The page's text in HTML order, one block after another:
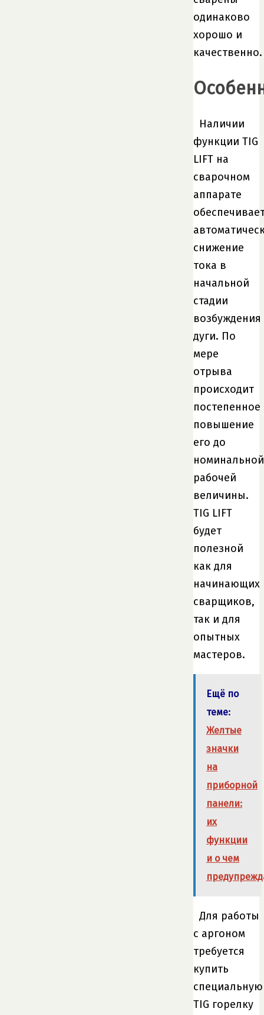
одинаково
хорошо и
качественно.
Наличии
функции TIG
LIFT на
сварочном
аппарате
снижение
тока в
начальной
стадии
возбуждения
дуги. По
мере
отрыва
происходит
постепенное
повышение
его до
номинальной
рабочей
величины.
TIG LIFT
будет
полезной
как для
начинающих
сварщиков,
так и для
опытных
мастеров.
Ещё по
теме:
Желтые
значки
на
приборной
панели:
их
функции
и о чем
Для работы
с аргоном
требуется
купить
специальную
TIG горелку